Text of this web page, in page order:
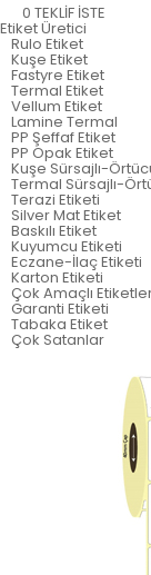
0 TEKLİF İSTE
EtiketÜretici
Rulo Etiket
Kuşe Etiket
Fastyre Etiket
Termal Etiket
Vellum Etiket
Lamine Termal
PP Şeffaf Etiket
PP Opak Etiket
Kuşe Sürsajlı-
Termal Sürsajlı-
Terazi Etiketi
Silver Mat Etiket
Baskılı Etiket
Kuyumcu Etiketi
Eczane-İlaç Etiketi
Karton Etiketi
Çok Amaçlı
Garanti Etiketi
Tabaka Etiket
Çok Satanlar